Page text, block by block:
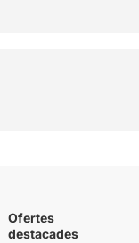
Ofertes
destacades